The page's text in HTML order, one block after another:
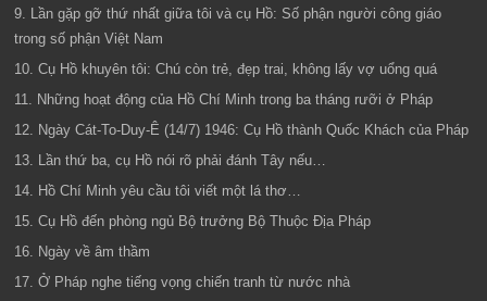
9. Lần gặp gỡ thứ nhất giữa tôi và cụ Hồ: Số phận người công giáo
trong số phận Việt Nam
10. Cụ Hồ khuyên tôi: Chú còn trẻ, đẹp trai, không lấy vợ uổng quá
11. Những hoạt động của Hồ Chí Minh trong ba tháng rưỡi ở Pháp
12. Ngày Cát-To-Duy-Ê (14/7) 1946: Cụ Hồ thành Quốc Khách của Pháp
13. Lần thứ ba, cụ Hồ nói rõ phải đánh Tây nếu…
14. Hồ Chí Minh yêu cầu tôi viết một lá thơ…
15. Cụ Hồ đến phòng ngủ Bộ trưởng Bộ Thuộc Địa Pháp
16. Ngày về âm thầm
17. Ở Pháp nghe tiếng vọng chiến tranh từ nước nhà